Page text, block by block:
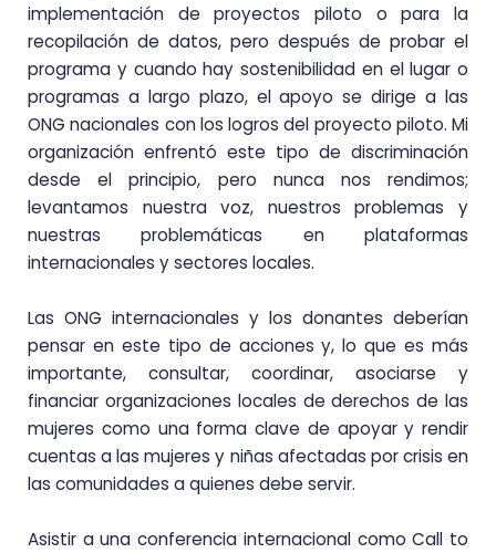
implementación de proyectos piloto o para la
recopilación de datos, pero después de probar el
programa y cuando hay sostenibilidad en el lugar o
programas a largo plazo, el apoyo se dirige a las
ONG nacionales con los logros del proyecto piloto. Mi
organización enfrentó este tipo de discriminación
desde el principio, pero nunca nos rendimos;
levantamos nuestra voz, nuestros problemas y
nuestras problemáticas en plataformas
internacionales y sectores locales.
Las ONG internacionales y los donantes deberían
pensar en este tipo de acciones y, lo que es más
importante, consultar, coordinar, asociarse y
financiar organizaciones locales de derechos de las
mujeres como una forma clave de apoyar y rendir
cuentas a las mujeres y niñas afectadas por crisis en
las comunidades a quienes debe servir.
Asistir a una conferencia internacional como Call to